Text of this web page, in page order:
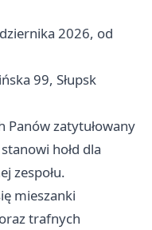
2026, od
99, Słupsk
Panów zatytułowany
hołd dla
zespołu.
mieszanki
trafnych